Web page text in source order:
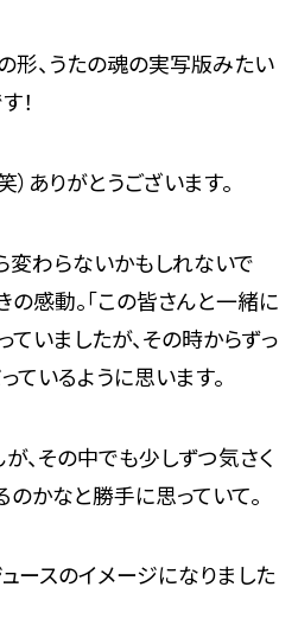
形、うたの魂の実写版みたい
！
）ありがとうございます。
わらないかもしれないで
の感動。「この皆さんと一緒に
ていましたが、その時からずっ
ているように思います。
、その中でも少しずつ気さく
のかなと勝手に思っていて。
ースのイメージになりました